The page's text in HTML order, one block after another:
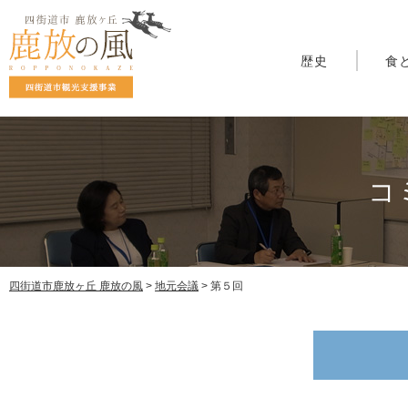
歴史 食
コ
四街道市鹿放ヶ丘 鹿放の風 > 地元会議 > 第５回